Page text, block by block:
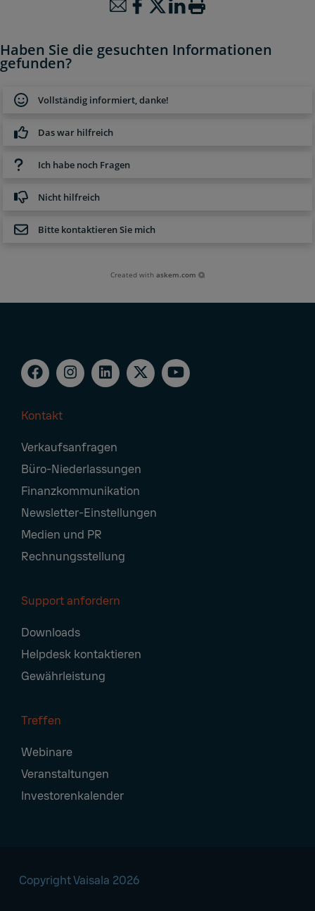
Haben Sie die gesuchten Informationen
gefunden?
Vollständig informiert, danke!
Das war hilfreich
Ich habe noch Fragen
Nicht hilfreich
Bitte kontaktieren Sie mich
Created withaskem.com
Navigation
Kontakt
Verkaufsanfragen
Büro-Niederlassungen
Finanzkommunikation
Newsletter-Einstellungen
Medien und PR
Rechnungsstellung
Support anfordern
Downloads
Helpdesk kontaktieren
Gewährleistung
Treffen
Webinare
Veranstaltungen
Investorenkalender
Copyright Vaisala 2026